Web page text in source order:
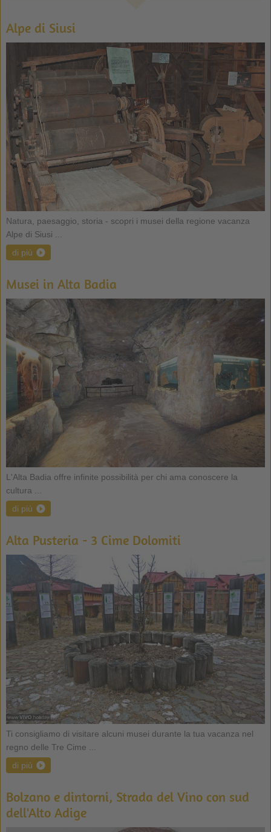
Alpe di Siusi
Natura, paesaggio, storia - scopri i musei della regione vacanza
Alpe di Siusi ...
di più
Musei in Alta Badia
L'Alta Badia offre infinite possibilità per chi ama conoscere la
cultura ...
di più
Alta Pusteria - 3 Cime Dolomiti
Ti consigliamo di visitare alcuni musei durante la tua vacanza nel
regno delle Tre Cime ...
di più
Bolzano e dintorni, Strada del Vino con sud
dell'Alto Adige